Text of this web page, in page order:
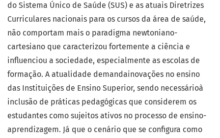
do Sistema Único de Saúde (SUS) e as atuais Diretrizes
Curriculares nacionais para os cursos da área de saúde,
não comportam mais o paradigma newtoniano-
cartesiano que caracterizou fortemente a ciência e
influenciou a sociedade, especialmente as escolas de
formação. A atualidade demandainovações no ensino
das Instituições de Ensino Superior, sendo necessárioà
inclusão de práticas pedagógicas que considerem os
estudantes como sujeitos ativos no processo de ensino-
aprendizagem. Já que o cenário que se configura como